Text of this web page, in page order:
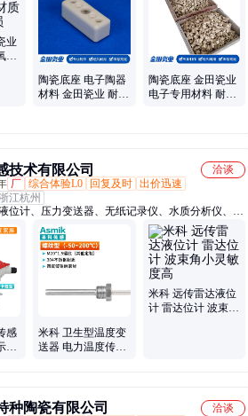
业
化
陶瓷底座 电子陶器
材料 金田瓷业 耐火
陶瓷底座 金田瓷业
电子专用材料 耐高
技术有限公司
洽谈
厂 综合体验L0 回复及时 出价迅速
江杭州
位计、压力变送器、无纸记录仪、水质分析仪、温
液位计、电磁流量计、在线ph计、在线溶氧仪、在
水质分析仪、有纸记录仪、涡街流量计、涡轮流量
、雷达液位计、在线余氯分析仪
感
米科 卫生型温度变
送器 电力温度传感
米科 远传雷达液位
计 雷达位计 波束角
种陶瓷有限公司
洽谈